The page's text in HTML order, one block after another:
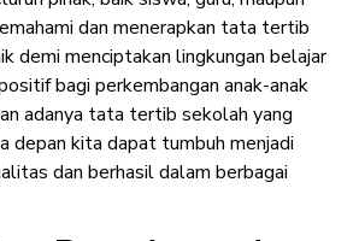
dan menerapkan tata tertib
demi menciptakan lingkungan belajar
bagi perkembangan anak-anak
adanya tata tertib sekolah yang
depan kita dapat tumbuh menjadi
dan berhasil dalam berbagai